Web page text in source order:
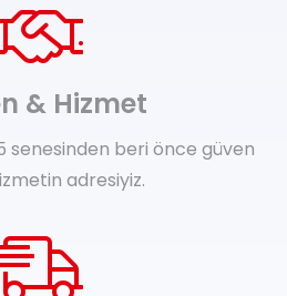
& Hizmet
senesinden beri önce güven
adresiyiz.